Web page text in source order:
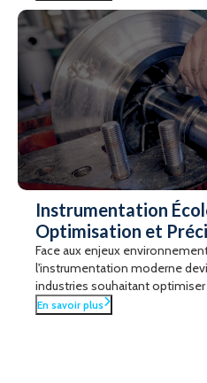
Instrumentation
Optimisation et
Face aux enjeux
l'instrumentation moderne
industries souhaitant optimiser
émissions et participer
En savoir plus